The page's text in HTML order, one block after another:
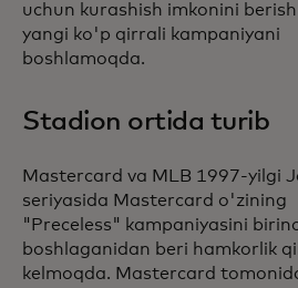
uchun kurashish imkonini
yangi ko'p qirrali kampaniyani
boshlamoqda.
Stadion ortida turib
Mastercard va MLB 1997-yilgi
seriyasida Mastercard o'zining
"Preceless" kampaniyasini
boshlaganidan beri hamkorlik
kelmoqda. Mastercard